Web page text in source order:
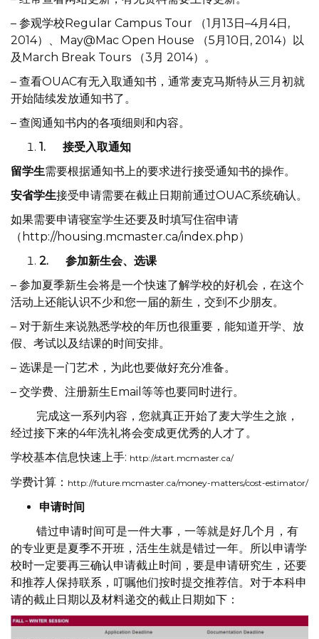
– 参观学校Regular Campus Tour （1月13日–4月4日,
2014）、May@Mac Open House （5月10日, 2014）以
及March Break Tours （3月 2014）。
– 查看OUAC有无入取通知书，通常麦克马斯特从三月初就
开始陆续发放通知书了。
– 查阅通知书内的各项细则和内容。
1. 接受入取通知
留学生需要根据通知书上的要求进行接受通知书的操作。
安省学生接受申请需要在截止日期前通过OUAC系统确认。
如果需要申请寝室学生还要及时填写住宿申请
（ http://housing.mcmaster.ca/index.php）
2. 参加新生会、选课
– 参加夏季新生会将是一个快速了解学校的好机会，在这个
活动上还能认识不少和您一届的新生，交到不少朋友。
– 对于新生来说熟悉学校的年历也很重要，能知道开学、放
假、考试以及结课的时间安排。
– 选课是一门艺术，为此也要做好充分准备。
– 交学费、注册新生Email等等也要同时进行。
完成这一系列内容，您就真正开始了麦大学生之旅，
经过接下来的4年洗礼将会变成更优秀的人才了。
学校基本信息快速上手: http://start.mcmaster.ca/
学费计算： http://future.mcmaster.ca/money-matters/cost-estimator/
申请时间
错过申请时间可是一件大事，一等就是好几个月，有
的专业更是夏季不开班，活生生就是错过一年。所以申请学
校时一定要再三确认申请截止时间，要是申请研究生，还要
和推荐人保持联系，叮嘱他们按时提交推荐信。对于本科申
请的截止日期以及材料递交的截止日期如下：